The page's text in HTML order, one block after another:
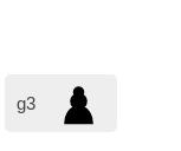
g3